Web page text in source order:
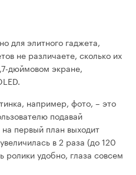
для элитного гаджета,
не различаете, сколько их
дюймовом экране,
например, фото, – это
подавай
первый план выходит
в 2 раза (до 120
ролики удобно, глаза совсем